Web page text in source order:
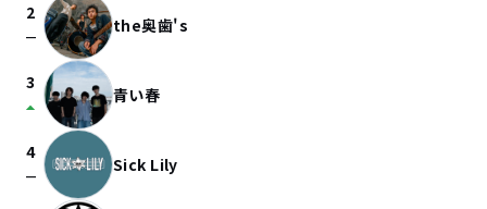
2
check_indeterminate_small the奥歯's
3
arrow_drop_up 青い春
4
check_indeterminate_small Sick Lily